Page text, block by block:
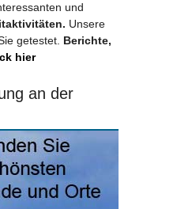
und
Unsere
getestet. Berichte,
hier
an der